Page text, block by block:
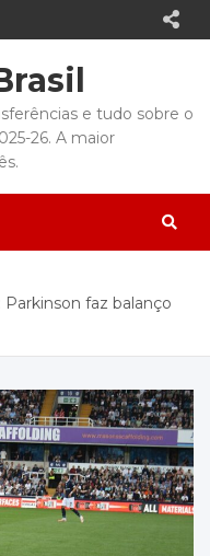
e tudo sobre o
26. A maior
faz balanço